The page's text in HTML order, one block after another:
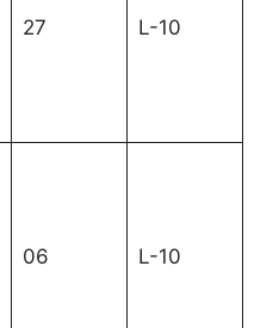
27 L-10
06 L-10